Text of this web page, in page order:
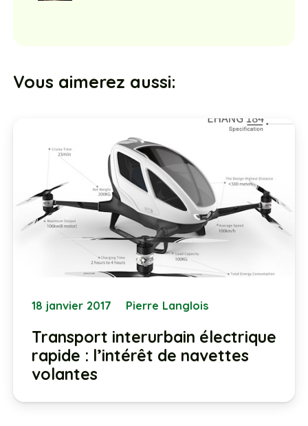
Vous aimerez aussi:
18 janvier 2017 Pierre Langlois
Transport interurbain électrique
rapide : l’intérêt de navettes
volantes